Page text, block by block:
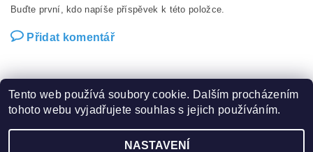
Buďte první, kdo napíše příspěvek k této položce.
Přidat komentář
Zboží.cz | Heureka.cz | Hot-fix.cz | Crystalstyle.cz
Tento web používá soubory cookie. Dalším procházením
tohoto webu vyjadřujete souhlas s jejich používáním.
NASTAVENÍ